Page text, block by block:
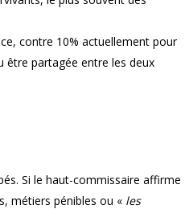
contre 10% actuellement pour
être partagée entre les deux
Si le haut-commissaire affirme
métiers pénibles ou « les